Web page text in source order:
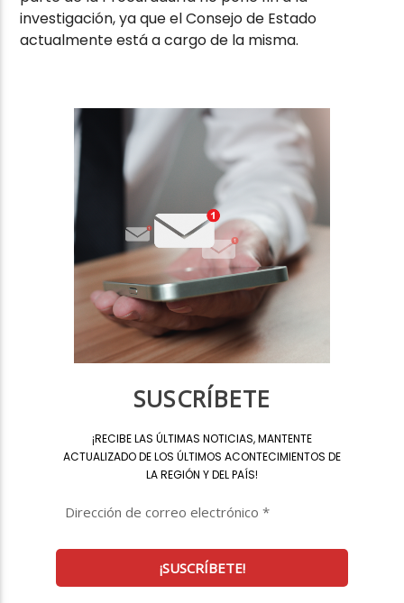
investigación, ya que el Consejo de Estado
actualmente está a cargo de la misma.
SUSCRÍBETE
¡RECIBE LAS ÚLTIMAS NOTICIAS, MANTENTE
ACTUALIZADO DE LOS ÚLTIMOS ACONTECIMIENTOS DE
LA REGIÓN Y DEL PAÍS!